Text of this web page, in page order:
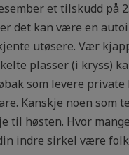
et tilskudd på
det kan være en
utøsere. Vær
plasser (i kryss)
som levere
Kanskje noen
til høsten. Hvor
indre sirkel være